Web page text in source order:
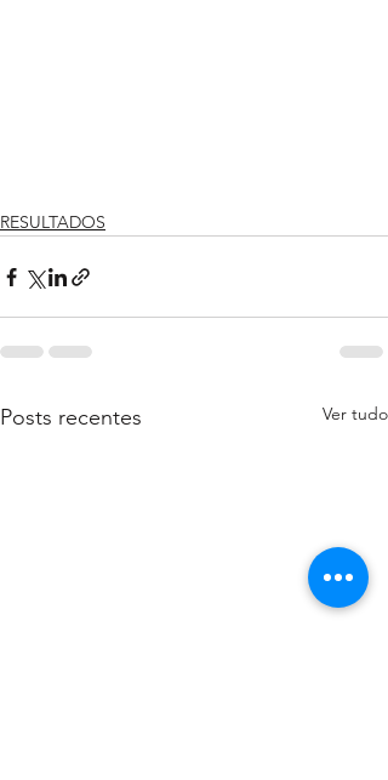
RESULTADOS
Posts recentes Ver tudo